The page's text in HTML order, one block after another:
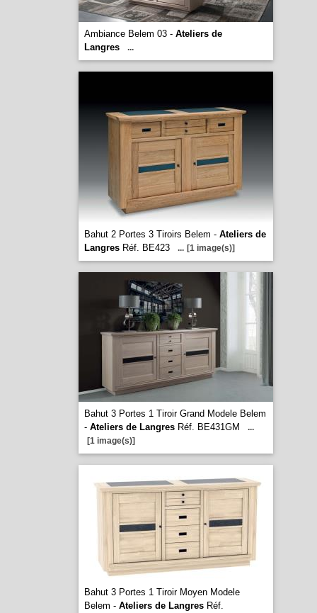
Ambiance Belem 03 - Ateliers de
Langres
...
Bahut 2 Portes 3 Tiroirs Belem - Ateliers de
LangresRéf. BE423 ... [1 image(s)]
Bahut 3 Portes 1 Tiroir Grand Modele Belem
- Ateliers de LangresRéf. BE431GM
...
[1 image(s)]
Bahut 3 Portes 1 Tiroir Moyen Modele
Belem - Ateliers de LangresRéf.